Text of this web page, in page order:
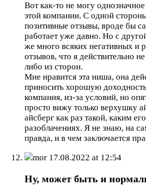
Вот как-то не могу
этой компании. С одной
позитивные отзывы, вроде бы
работает уже давно. Но с
же много всяких негативных и
отзывов, что я действительно
либо из сторон.
Мне нравится эта ниша, она
приносить хорошую
компания, из-за условий, но
просто вижу только верхушку
айсберг как раз такой, каким
разоблачениях. Я не знаю, на
правда, и в чем заключается
mor 17.08.2022 at 12:54
Ну, может быть и